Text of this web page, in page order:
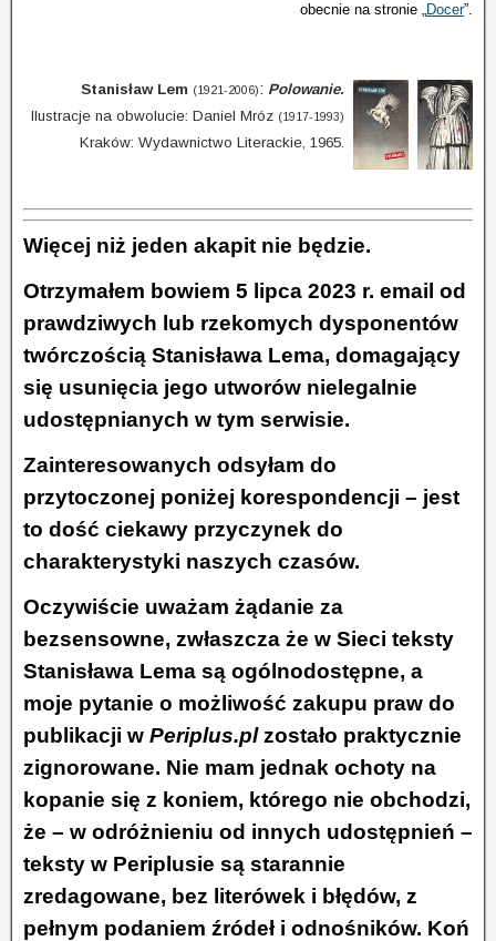
obecnie na stronie „Docer”.
Stanisław Lem (1921-2006): Polowanie.
Ilustracje na obwolucie: Daniel Mróz (1917-1993)
Kraków: Wydawnictwo Literackie, 1965.
Więcej niż jeden akapit nie będzie.
Otrzymałem bowiem 5 lipca 2023 r. email od
prawdziwych lub rzekomych dysponentów
twórczością Stanisława Lema, domagający
się usunięcia jego utworów nielegalnie
udostępnianych w tym serwisie.
Zainteresowanych odsyłam do
przytoczonej poniżej korespondencji – jest
to dość ciekawy przyczynek do
charakterystyki naszych czasów.
Oczywiście uważam żądanie za
bezsensowne, zwłaszcza że w Sieci teksty
Stanisława Lema są ogólnodostępne, a
moje pytanie o możliwość zakupu praw do
publikacji w Periplus.plzostało praktycznie
zignorowane. Nie mam jednak ochoty na
kopanie się z koniem, którego nie obchodzi,
że – w odróżnieniu od innych udostępnień –
teksty w Periplusie są starannie
zredagowane, bez literówek i błędów, z
pełnym podaniem źródeł i odnośników. Koń